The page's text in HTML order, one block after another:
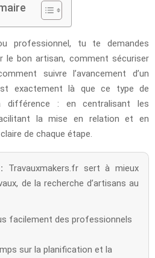
professionnel, tu te demandes
le bon artisan, comment sécuriser
suivre l’avancement d’un
exactement là que ce type de
différence : en centralisant les
la mise en relation et en
de chaque étape.
Travauxmakers.fr sert à mieux
de la recherche d’artisans au
facilement des professionnels
sur la planification et la